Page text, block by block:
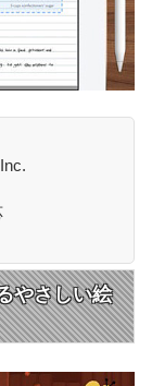
やさしい絵